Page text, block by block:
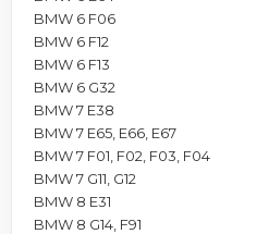
BMW 6 F06
BMW 6 F12
BMW 6 F13
BMW 6 G32
BMW 7 E38
BMW 7 E65, E66, E67
BMW 7 F01, F02, F03, F04
BMW 7 G11, G12
BMW 8 E31
BMW 8 G14, F91